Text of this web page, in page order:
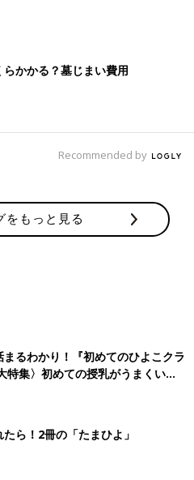
」
。コロンとしたフォルムがとても
！ハローキティのポーチ
かかる？墓じまい費用
Recommended by
をもっと見る
るわかり！『初めてのひよこクラ
特集〉初めての授乳がうまくい
ルクの基本と夏のトラブル 解決テ
ら！2冊の「たまひよ」